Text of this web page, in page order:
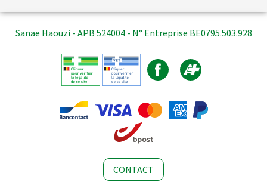
Sanae Haouzi - APB 524004 - N° Entreprise BE0795.503.928
CONTACT